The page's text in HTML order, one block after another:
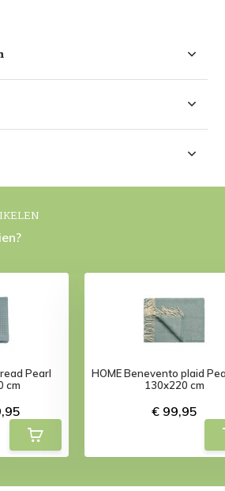
Pearl
cm
HOME Benevento plaid
130x220 cm
€ 99,95